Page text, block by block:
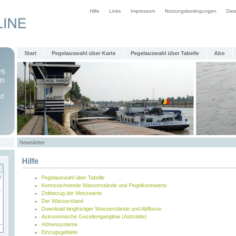
Hilfe Links Impressum Nutzungsbedingungen
Start Pegelauswahl über Karte Pegelauswahl über Tabelle Abo
Newsletter
Hilfe
Pegelauswahl über Tabelle
Kennzeichnende Wasserstände und Pegelkennwerte
Zeitbezug der Messwerte
Der Wasserstand
Download langfristiger Wasserstände und Abflüsse
Astronomische Gezeitenganglinie (Astrotide)
Höhensysteme
Einzugsgebiete